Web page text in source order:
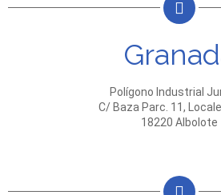
Polígono Industrial
C/ Baza Parc. 11,
18220 Albolote